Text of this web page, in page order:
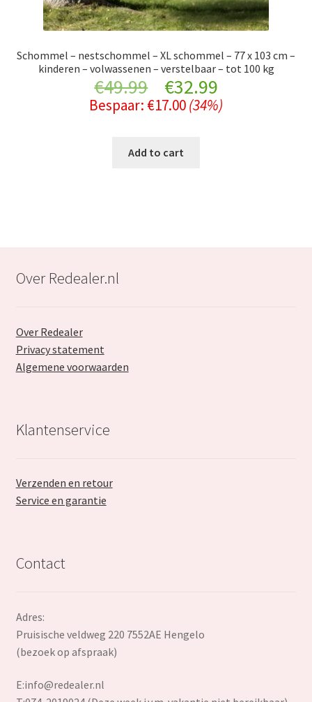
Schommel – nestschommel – XL schommel – 77 x 103 cm –
kinderen – volwassenen – verstelbaar – tot 100 kg
€49.99
Original
price
was:
€32.99Current
price
Bespaar: €17.00(34%)
Add to cart
Over Redealer.nl
Over Redealer
Privacy statement
Algemene voorwaarden
Klantenservice
Verzenden en retour
Service en garantie
Contact
Adres:
Pruisische veldweg 220 7552AE Hengelo
(bezoek op afspraak)
E:info@redealer.nl